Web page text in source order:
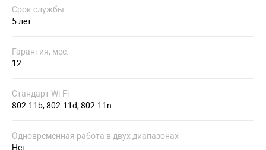
Срок службы
5 лет
Гарантия, мес.
12
Стандарт Wi-Fi
802.11b, 802.11d, 802.11n
Одновременная работа в двух диапазонах
Нет